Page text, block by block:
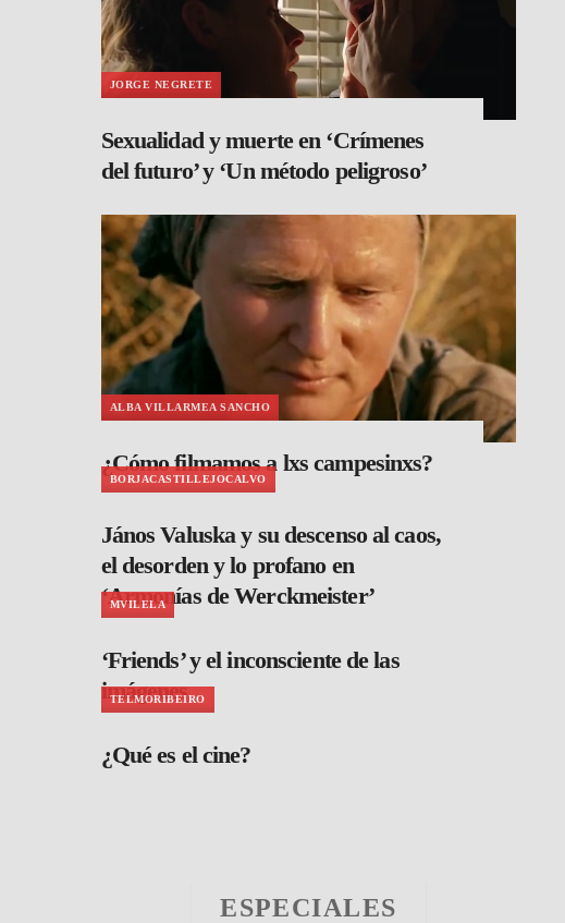
JORGE NEGRETE
Sexualidad y muerte en ‘Crímenes
del futuro’ y ‘Un método peligroso’
ALBA VILLARMEA SANCHO
¿Cómo filmamos a lxs campesinxs?
BORJACASTILLEJOCALVO
János Valuska y su descenso al caos,
el desorden y lo profano en
‘Armonías de Werckmeister’
MVILELA
‘Friends’ y el inconsciente de las
imágenes
TELMORIBEIRO
¿Qué es el cine?
ESPECIALES